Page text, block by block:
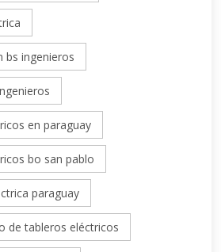
bs ingenieros
en paraguay
bo san pablo
paraguay
de tableros eléctricos